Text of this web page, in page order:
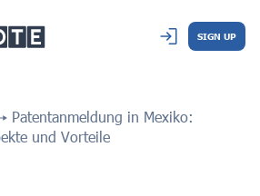
SIGN UP
Patentanmeldung in Mexiko:
und Vorteile